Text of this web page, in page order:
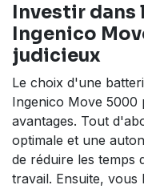
Investir dans
Ingenico
judicieux
Le choix d'une
Ingenico Move 5000
avantages. Tout
optimale et une
de réduire les temps
travail. Ensuite, vous